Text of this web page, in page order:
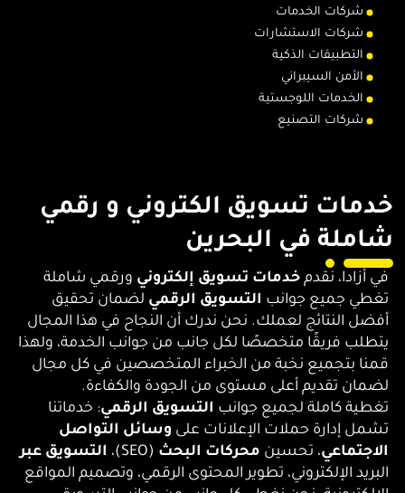
شركات الخدمات
شركات الاستشارات
التطبيقات الذكية
الأمن السيبراني
الخدمات اللوجستية
شركات التصنيع
خدمات تسويق الكتروني و رقمي
شاملة في البحرين
في أزادا، نقدمخدمات تسويق إلكتروني ورقمي شاملة
تغطي جميع جوانب التسويق الرقمي لضمان تحقيق
أفضل النتائج لعملك. نحن ندرك أن النجاح في هذا المجال
يتطلب فريقًا متخصصًا لكل جانب من جوانب الخدمة، ولهذا
قمنا بتجميع نخبة من الخبراء المتخصصين في كل مجال
لضمان تقديم أعلى مستوى من الجودة والكفاءة.
تغطية كاملة لجميع جوانب التسويق الرقمي: خدماتنا
تشمل إدارة حملات الإعلانات على وسائل التواصل
الاجتماعي، تحسين محركات البحث (SEO)،
التسويق عبر
البريد الإلكتروني، تطوير المحتوى الرقمي، وتصميم المواقع